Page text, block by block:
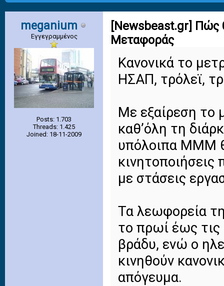
meganium
Εγγεγραμμένος
Posts: 1.703
Threads: 1.425
Joined: 18-11-2009
[Newsbeast.gr] Πώς
Μεταφοράς
Κανονικά το
ΗΣΑΠ, τρόλεϊ,
Με εξαίρεση το
καθ’όλη τη
υπόλοιπα ΜΜΜ
κινητοποιήσεις
με στάσεις
Τα λεωφορεία
το πρωί έως τις
βράδυ, ενώ ο
κινηθούν
απόγευμα.